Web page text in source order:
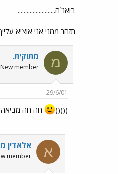
בואנ`ה.........................
תזהר ממני אני אוציא
מ מתוקית.
New member
29/6/01
((((( חה חה מביאה
א אלאדין
member